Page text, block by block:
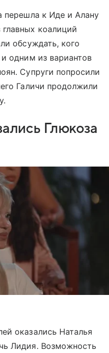
перешла к Иде и Алану
коалиций
обсуждать, кого
и одним из вариантов
Супруги попросили
Галичи продолжили
Глюкоза
оказались Наталья
Лидия. Возможность